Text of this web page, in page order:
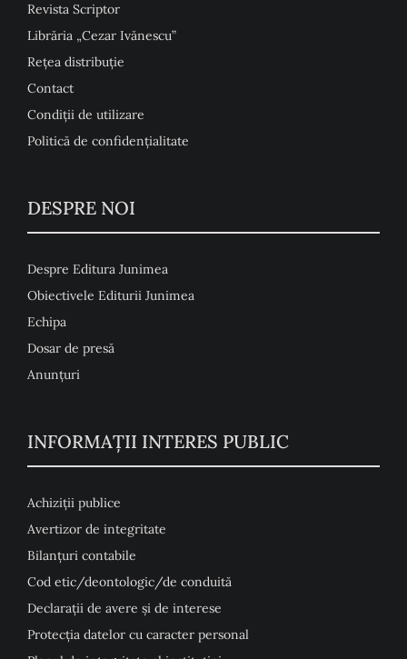
Revista Scriptor
Librăria „Cezar Ivănescu”
Rețea distribuție
Contact
Condiţii de utilizare
Politică de confidențialitate
DESPRE NOI
Despre Editura Junimea
Obiectivele Editurii Junimea
Echipa
Dosar de presă
Anunţuri
INFORMAȚII INTERES PUBLIC
Achiziții publice
Avertizor de integritate
Bilanțuri contabile
Cod etic/deontologic/de conduită
Declarații de avere și de interese
Protecția datelor cu caracter personal